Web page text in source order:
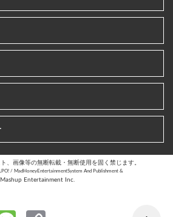
、画像等の無断転載・無断使用を固く禁じます。
/ MadHoneyEntertainmentSystem And Publishment &
Mashup Entertainment Inc.